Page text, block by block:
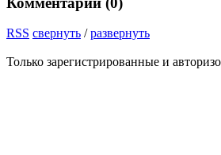
RSS свернуть /развернуть
Только зарегистрированные и